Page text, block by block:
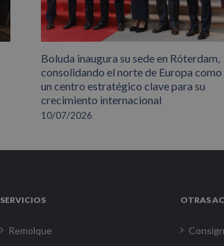
Boluda inaugura su sede en Róterdam,
consolidando el norte de Europa como
un centro estratégico clave para su
crecimiento internacional
10/07/2026
SERVICIOS
Remolque
OTRAS